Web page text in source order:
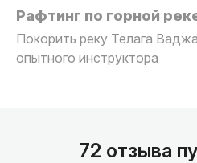
Рафтинг по горной
Покорить реку Телага
опытного инструктора
72 отзыва